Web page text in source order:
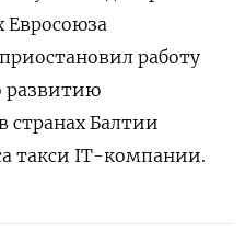
Евросоюза
работу
развитию
странах Балтии
такси IT-компании.